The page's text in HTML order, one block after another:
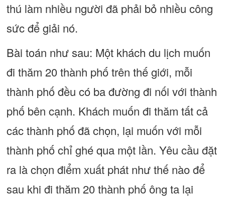
thú làm nhiều người đã phải bỏ nhiều công
sức để giải nó.
Bài toán như sau: Một khách du lịch muốn
đi thăm 20 thành phố trên thế giới, mỗi
thành phố đều có ba đường đi nối với thành
phố bên cạnh. Khách muốn đi thăm tất cả
các thành phố đã chọn, lại muốn với mỗi
thành phố chỉ ghé qua một lần. Yêu cầu đặt
ra là chọn điểm xuất phát như thế nào để
sau khi đi thăm 20 thành phố ông ta lại